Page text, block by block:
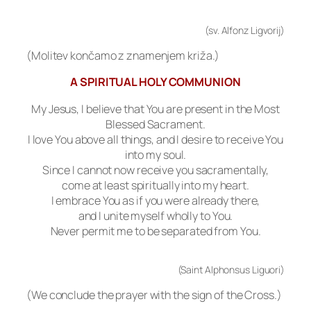
(sv. Alfonz Ligvorij)
(Molitev končamo z znamenjem križa.)
A SPIRITUAL HOLY COMMUNION
My Jesus, I believe that You are present in the Most
Blessed Sacrament.
I love You above all things, and I desire to receive You
into my soul.
Since I cannot now receive you sacramentally,
come at least spiritually into my heart.
I embrace You as if you were already there,
and I unite myself wholly to You.
Never permit me to be separated from You.
(Saint Alphonsus Liguori)
(We conclude the prayer with the sign of the Cross.)